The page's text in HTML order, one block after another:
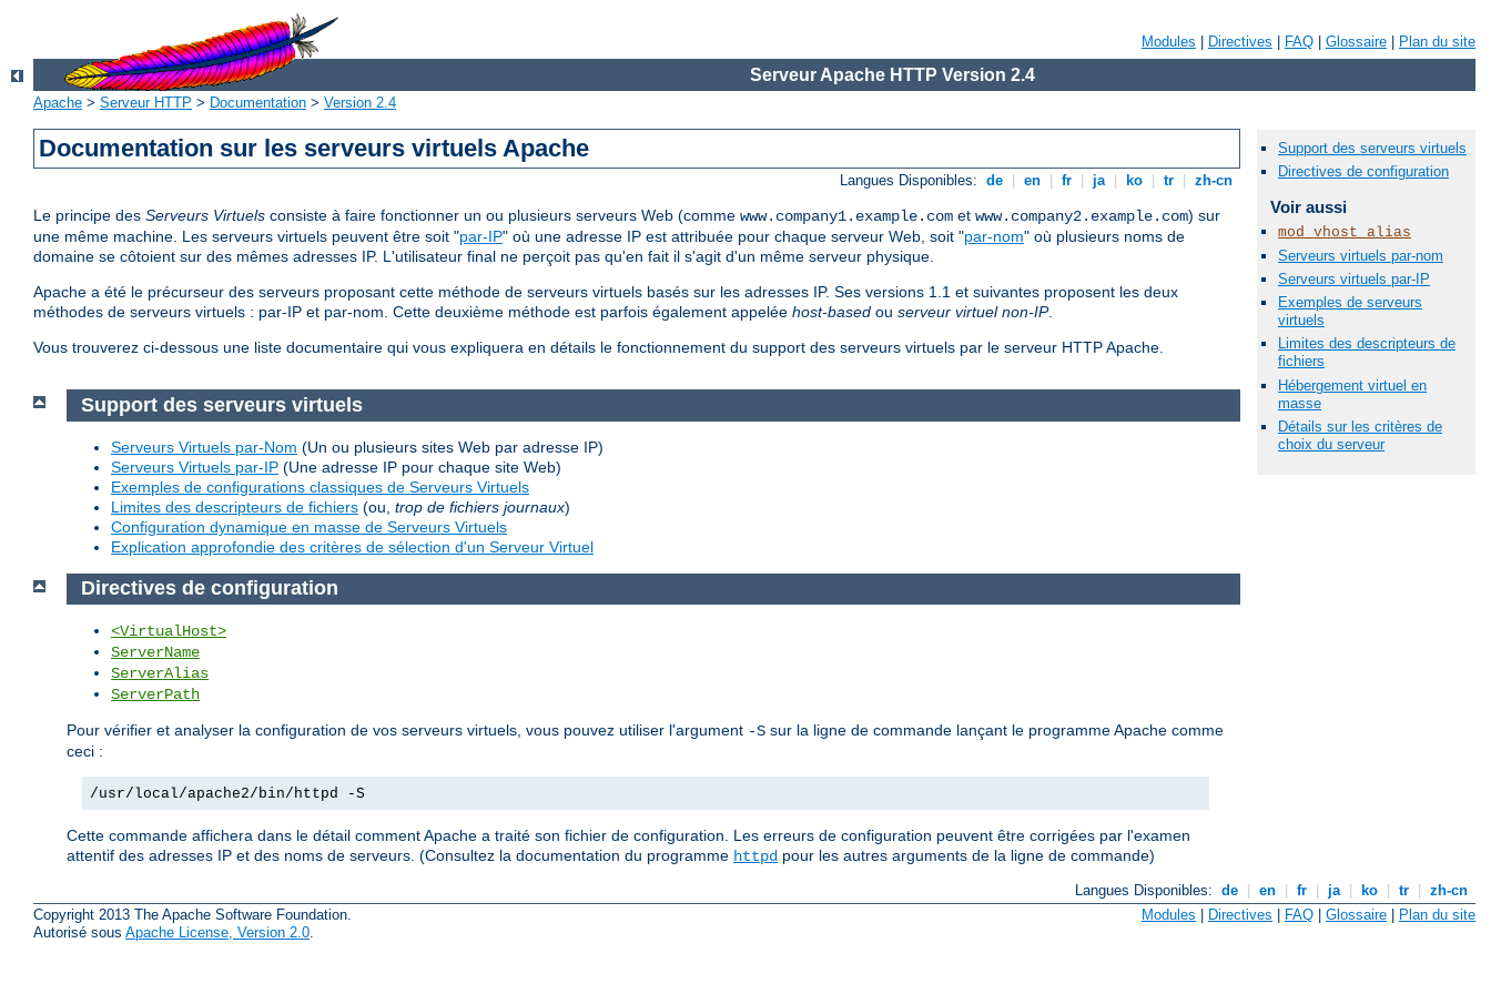
Modules Directives FAQ Glossaire Plan du site
Serveur Apache HTTP Version 2.4
Apache > Serveur HTTP > Documentation > Version 2.4
Documentation sur les serveurs virtuels Apache
Langues Disponibles: de en fr ja ko tr zh-cn
Le principe des Serveurs Virtuels consiste à faire fonctionner un ou plusieurs serveurs Web (comme www.company1.example.com et www.company2.example.com) sur
une même machine. Les serveurs virtuels peuvent être soit "par-IP" où une adresse IP est attribuée pour chaque serveur Web, soit "par-nom" où plusieurs noms de
domaine se côtoient sur des mêmes adresses IP. L'utilisateur final ne perçoit pas qu'en fait il s'agit d'un même serveur physique.
Apache a été le précurseur des serveurs proposant cette méthode de serveurs virtuels basés sur les adresses IP. Ses versions 1.1 et suivantes proposent les deux
méthodes de serveurs virtuels : par-IP et par-nom. Cette deuxième méthode est parfois également appelée host-based ou serveur virtuel non-IP.
Vous trouverez ci-dessous une liste documentaire qui vous expliquera en détails le fonctionnement du support des serveurs virtuels par le serveur HTTP Apache.
Support des serveurs virtuels
Directives de configuration
Voir aussi
mod_vhost_alias
Serveurs virtuels par-nom
Serveurs virtuels par-IP
Exemples de serveurs
virtuels
Limites des descripteurs de
fichiers
Hébergement virtuel en
masse
Détails sur les critères de
choix du serveur
Support des serveurs virtuels
Serveurs Virtuels par-Nom (Un ou plusieurs sites Web par adresse IP)
Serveurs Virtuels par-IP (Une adresse IP pour chaque site Web)
Exemples de configurations classiques de Serveurs Virtuels
Limites des descripteurs de fichiers (ou, trop de fichiers journaux)
Configuration dynamique en masse de Serveurs Virtuels
Explication approfondie des critères de sélection d'un Serveur Virtuel
Directives de configuration
<VirtualHost>
ServerName
ServerAlias
ServerPath
Pour vérifier et analyser la configuration de vos serveurs virtuels, vous pouvez utiliser l'argument -S sur la ligne de commande lançant le programme Apache comme
ceci :
/usr/local/apache2/bin/httpd -S
Cette commande affichera dans le détail comment Apache a traité son fichier de configuration. Les erreurs de configuration peuvent être corrigées par l'examen
attentif des adresses IP et des noms de serveurs. (Consultez la documentation du programme httpd pour les autres arguments de la ligne de commande)
Langues Disponibles: de en fr ja ko tr
zh-cn
Copyright 2013 The Apache Software Foundation.
Autorisé sous Apache License, Version 2.0.
Modules Directives FAQ Glossaire Plan du site